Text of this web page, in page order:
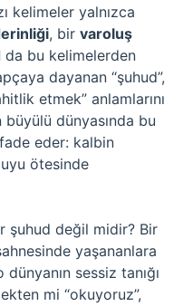
kelimeler yalnızca
, bir varoluş
da bu kelimelerden
dayanan “şuhud”,
etmek” anlamlarını
büyülü dünyasında bu
eder: kalbin
ötesinde
şuhud değil midir? Bir
yaşananlara
sessiz tanığı
mi “okuyoruz”,